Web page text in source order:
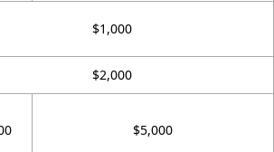
$1,000
$2,000
$5,000